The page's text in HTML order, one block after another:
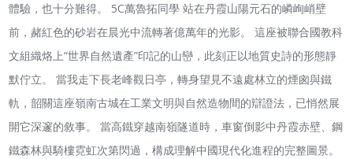
體驗，也十分難得。 5C萬魯拓同學 站在丹霞山陽元石的嶙峋峭壁
前，赭紅色的砂岩在晨光中流轉著億萬年的光影。 這座被聯合國教科
文組織烙上“世界自然遺產”印記的山巒，此刻正以地質史詩的形態靜
默佇立。 當我走下長老峰觀日亭，轉身望見不遠處林立的煙囪與鐵
軌，韶關這座嶺南古城在工業文明與自然造物間的辯證法，已悄然展
開它深邃的敘事。 當高鐵穿越南嶺隧道時，車窗倒影中丹霞赤壁、鋼
鐵森林與騎樓霓虹次第閃過，構成理解中國現代化進程的完整圖景。